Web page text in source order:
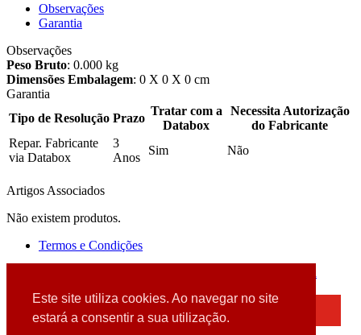
Este site utiliza cookies. Ao navegar no site
estará a consentir a sua utilização.
Observações
Garantia
Observações
Peso Bruto: 0.000 kg
Dimensões Embalagem: 0 X 0 X 0 cm
Garantia
Tipo de Resolução Prazo
Tratar com a
Databox
Necessita Autorização
do Fabricante
Repar. Fabricante
via Databox
3
Anos
Sim Não
Artigos Associados
Não existem produtos.
Termos e Condições
Detectamos que está a usar um browser desatualizado